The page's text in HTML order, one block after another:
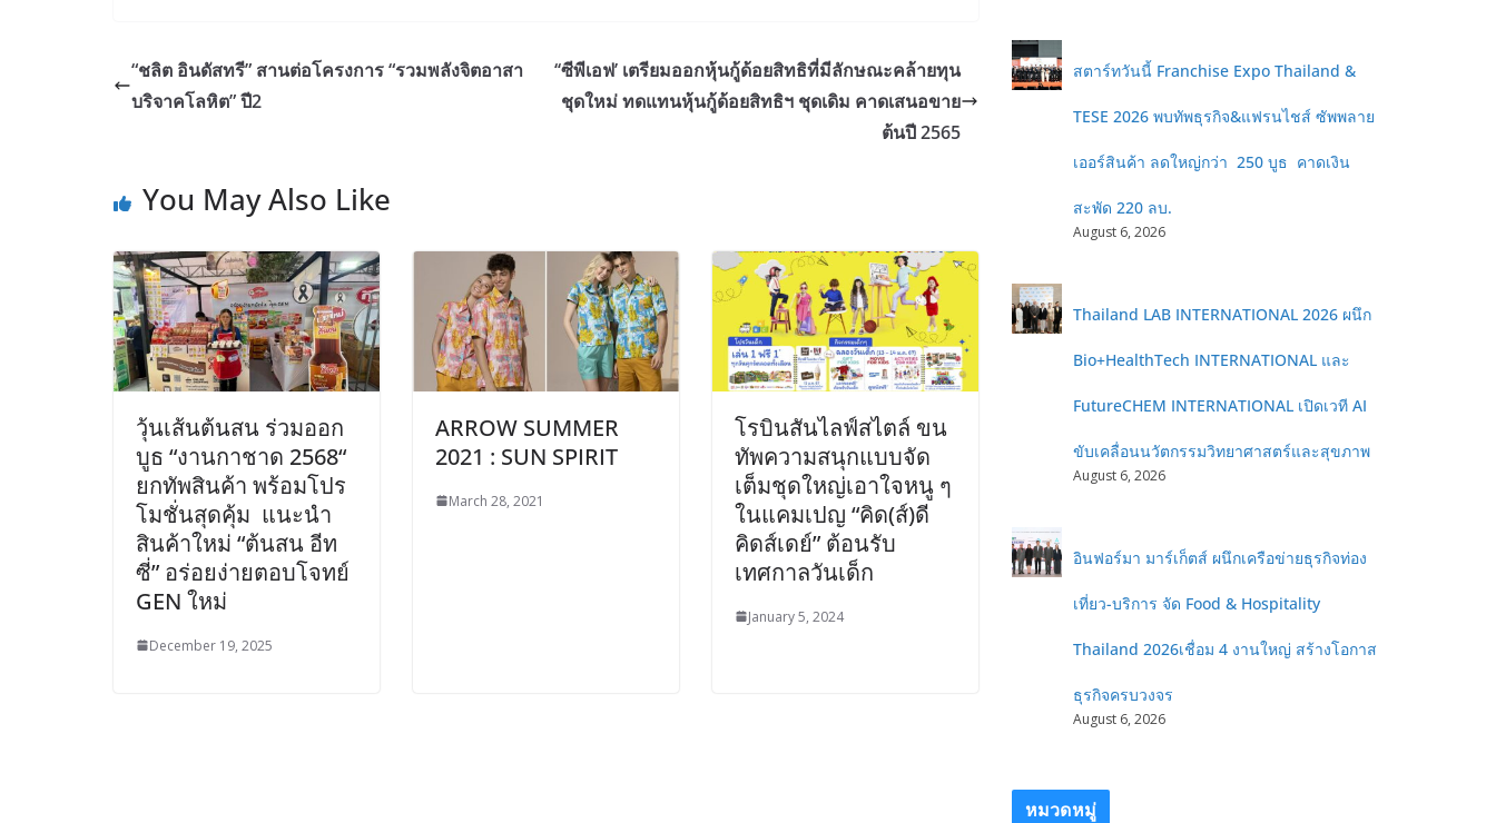
“ชลิต อินดัสทรี” สานต่อโครงการ “รวมพลังจิตอาสา
บริจาคโลหิต” ปี2
‘‘ซีพีเอฟ’ เตรียมออกหุ้นกู้ด้อยสิทธิที่มีลักษณะคล้ายทุน
ชุดใหม่ ทดแทนหุ้นกู้ด้อยสิทธิฯ ชุดเดิม คาดเสนอขาย
ต้นปี 2565
You May Also Like
วุ้นเส้นต้นสน ร่วมออก
บูธ “งานกาชาด 2568“
ยกทัพสินค้า พร้อมโปร
โมชั่นสุดคุ้ม แนะนำ
สินค้าใหม่ “ต้นสน อีท
ซี่” อร่อยง่ายตอบโจทย์
GEN ใหม่
December 19, 2025
ARROW SUMMER
2021 : SUN SPIRIT
March 28, 2021
โรบินสันไลฟ์สไตล์ ขน
ทัพความสนุกแบบจัด
เต็มชุดใหญ่เอาใจหนู ๆ
ในแคมเปญ “คิด(ส์)ดี
คิดส์เดย์” ต้อนรับ
เทศกาลวันเด็ก
January 5, 2024
สตาร์ทวันนี้ Franchise Expo Thailand &
TESE 2026 พบทัพธุรกิจ&แฟรนไชส์ ซัพพลาย
เออร์สินค้า ลดใหญ่กว่า 250 บูธ คาดเงิน
สะพัด 220 ลบ.
August 6, 2026
Thailand LAB INTERNATIONAL 2026 ผนึก
Bio+HealthTech INTERNATIONAL และ
FutureCHEM INTERNATIONAL เปิดเวที AI
ขับเคลื่อนนวัตกรรมวิทยาศาสตร์และสุขภาพ
August 6, 2026
อินฟอร์มา มาร์เก็ตส์ ผนึกเครือข่ายธุรกิจท่อง
เที่ยว-บริการ จัด Food & Hospitality
Thailand 2026เชื่อม 4 งานใหญ่ สร้างโอกาส
ธุรกิจครบวงจร
August 6, 2026
หมวดหมู่